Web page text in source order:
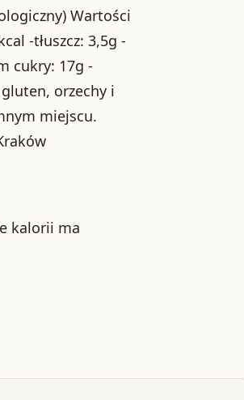
Wartości
-tłuszcz: 3,5g -
cukry: 17g -
orzechy i
miejscu.
kalorii ma